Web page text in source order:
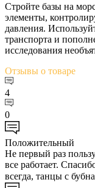
Стройте базы на
элементы,
давления.
транспорта и
исследования
Отзывы о товаре
4
0
Положительный
Не первый раз
все работает.
всегда, танцы с